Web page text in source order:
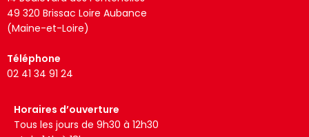
49 320 Brissac Loire Aubance
(Maine-et-Loire)
Téléphone
02 41 34 91 24
Horaires d’ouverture
Tous les jours de 9h30 à 12h30